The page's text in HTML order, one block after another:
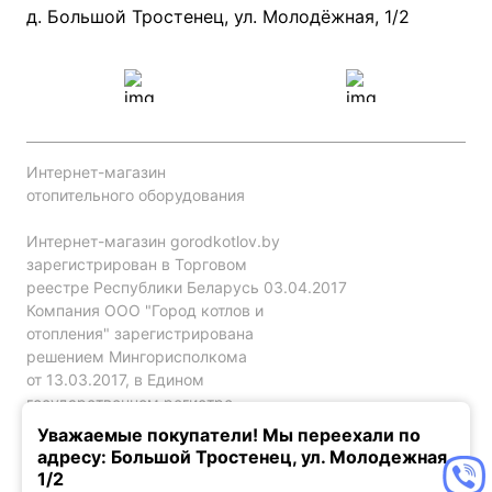
Проект систем отопления
д. Большой Тростенец, ул. Молодёжная, 1/2
Интернет-магазин
отопительного оборудования
Интернет-магазин gorodkotlov.by
зарегистрирован в Торговом
реестре Республики Беларусь 03.04.2017
Компания ООО "Город котлов и
отопления" зарегистрирована
решением Мингорисполкома
от 13.03.2017, в Едином
государственном регистре
юр. лиц и индивидуальных
предпринимателей за №192786120.
Уважаемые покупатели! Мы переехали по
адресу: Большой Тростенец, ул. Молодежная,
1/2